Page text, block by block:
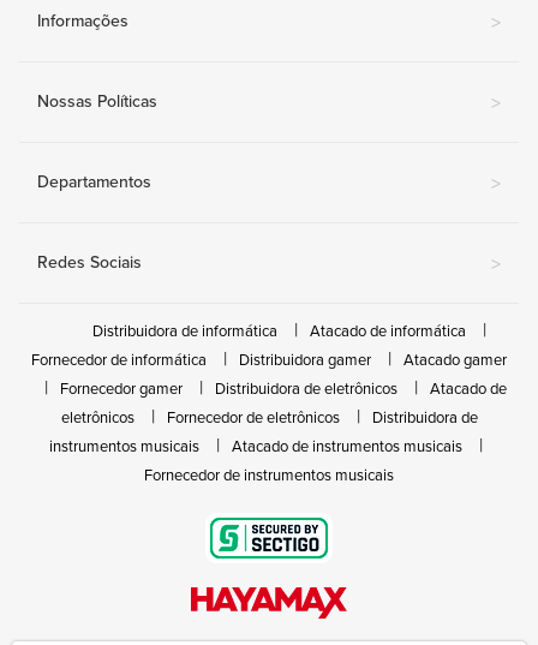
Informações >
Nossas Políticas >
Departamentos >
Redes Sociais >
Distribuidora de informática
Atacado de informática
Fornecedor de informática
Distribuidora gamer
Atacado gamer
Fornecedor gamer
Distribuidora de eletrônicos
Atacado de
eletrônicos
Fornecedor de eletrônicos
Distribuidora de
instrumentos musicais
Atacado de instrumentos musicais
Fornecedor de instrumentos musicais